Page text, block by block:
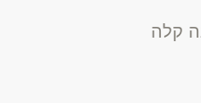
קלה